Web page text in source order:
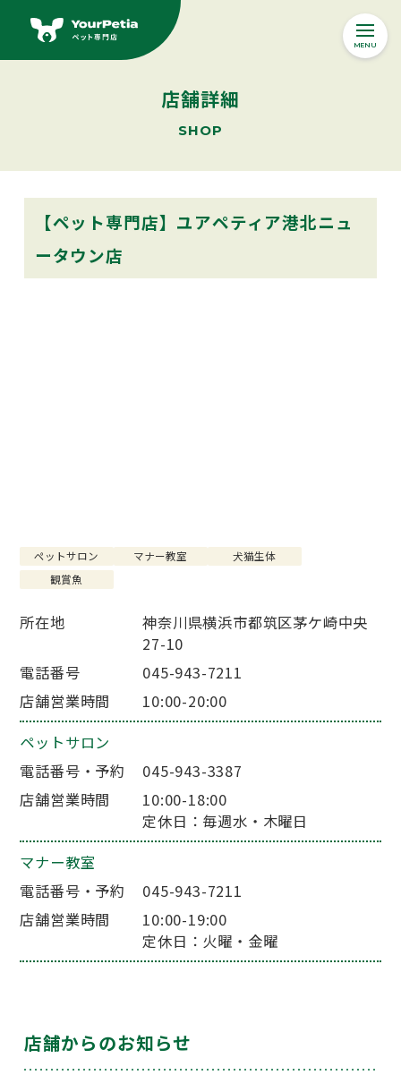
MENU
Online Store
ペットサービス
ペット医療・ペット保険
店舗詳細
SHOP
【ペット専門店】ユアペティア港北ニュ
ータウン店
所在地
神奈川県横浜市都筑区茅ケ崎中央
27-10
電話番号
045-943-7211
店舗営業時間
10:00-20:00
ペットサロン
電話番号・予約
045-943-3387
店舗営業時間
10:00-18:00
定休日：毎週水・木曜日
マナー教室
電話番号・予約
045-943-7211
店舗営業時間
10:00-19:00
定休日：火曜・金曜
ペットサロン マナー教室
犬猫生体
観賞魚
店舗からのお知らせ